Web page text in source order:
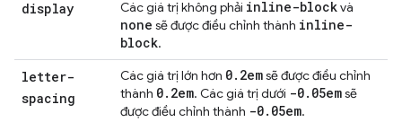
display Các giá trị không phải inline-blockvà
none sẽ được điều chỉnh thành inline-
block.
letter-
spacing
Các giá trị lớn hơn 0. 2emsẽ được điều chỉnh
thành 0. 2em. Các giá trị dưới -0. 05emsẽ
được điều chỉnh thành -0. 05em.